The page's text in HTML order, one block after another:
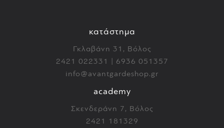
κατάστημα
Γκλαβάνη 31, Βόλος
2421 022331 | 6936 051357
info@avantgardeshop.gr
academy
Σκενδεράνη 7, Βόλος
2421 181329